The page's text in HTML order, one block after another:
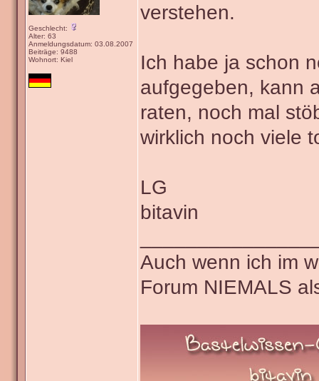
Geschlecht:
Alter: 63
Anmeldungsdatum: 03.08.2007
Beiträge: 9488
Wohnort: Kiel
verstehen.
Ich habe ja schon
aufgegeben, kann
raten, noch mal
wirklich noch viele
LG
bitavin
Auch wenn ich im
Forum NIEMALS